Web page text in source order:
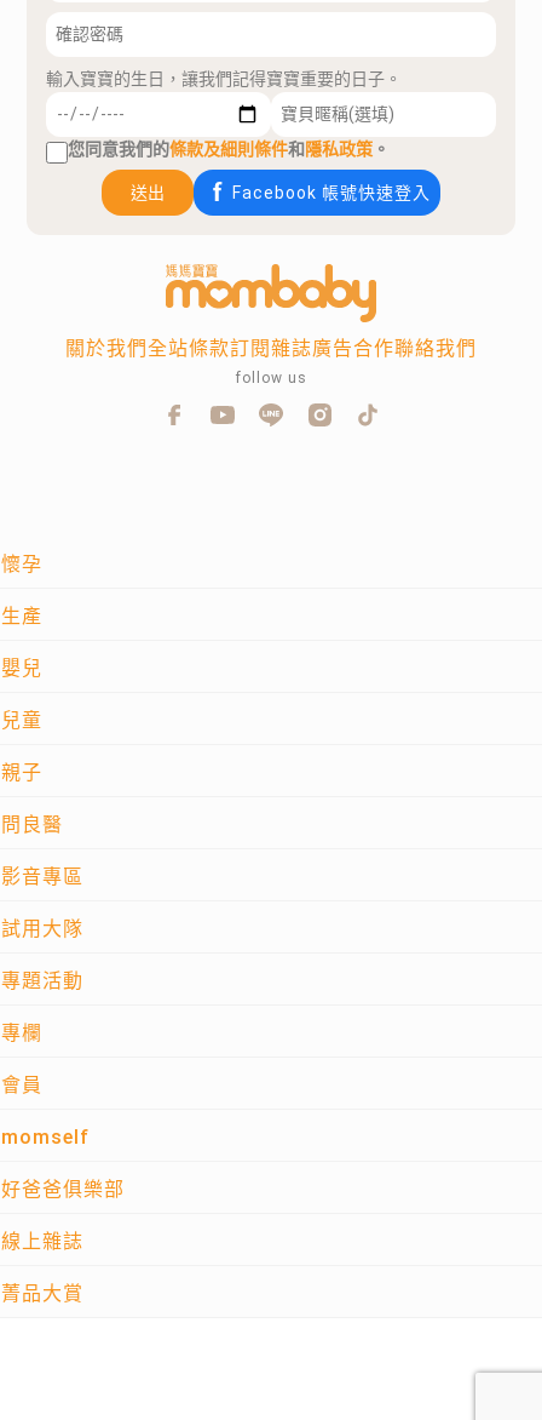
輸入寶寶的生日，讓我們記得寶寶重要的日子。
您同意我們的條款及細則條件和隱私政策 。
送出 Facebook 帳號快速登入
懷孕
生產
嬰兒
兒童
親子
問良醫
影音專區
試用大隊
專題活動
專欄
會員
momself
好爸爸俱樂部
線上雜誌
菁品大賞
關於我們全站條款訂閱雜誌廣告合作聯絡我們
follow us